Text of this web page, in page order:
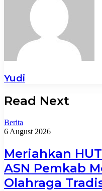
Yudi
Read Next
Berita
6 August 2026
Meriahkan
ASN Pemkab
Olahraga